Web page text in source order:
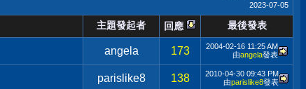
2023-07-05
主題發起者 回應 最後發表
angela 173 2004-02-16 11:25 AM
由angela發表
parislike8 138 2010-04-30 09:43 PM
由parislike8發表